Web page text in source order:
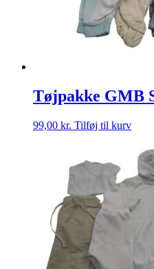
Tøjpakke GMB
99,00 kr. Tilføj til kurv